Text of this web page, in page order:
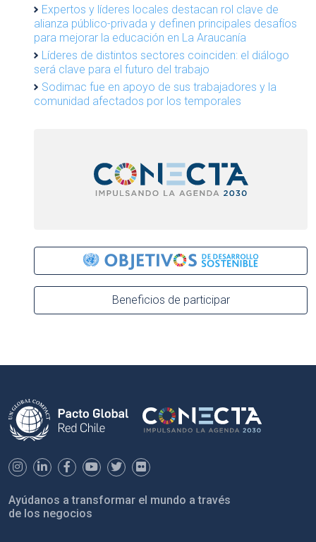
Expertos y líderes locales destacan rol clave de
alianza público-privada y definen principales desafíos
para mejorar la educación en La Araucanía
Líderes de distintos sectores coinciden: el diálogo
será clave para el futuro del trabajo
Sodimac fue en apoyo de sus trabajadores y la
comunidad afectados por los temporales
Beneficios de participar
Ayúdanos a transformar el mundo a través
de los negocios